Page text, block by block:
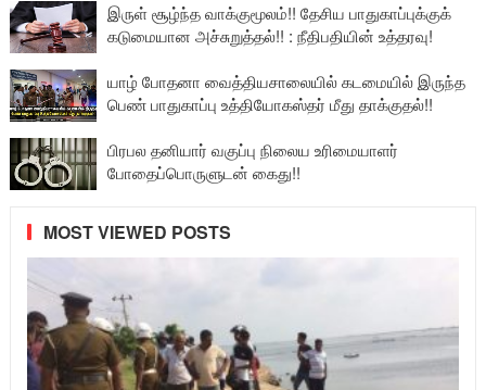
இருள் சூழ்ந்த வாக்குமூலம்!! தேசிய பாதுகாப்புக்குக்
கடுமையான அச்சுறுத்தல்!! : நீதிபதியின் உத்தரவு!
யாழ் போதனா வைத்தியசாலையில் கடமையில் இருந்த
பெண் பாதுகாப்பு உத்தியோகஸ்தர் மீது தாக்குதல்!!
பிரபல தனியார் வகுப்பு நிலைய உரிமையாளர்
போதைப்பொருளுடன் கைது!!
MOST VIEWED POSTS